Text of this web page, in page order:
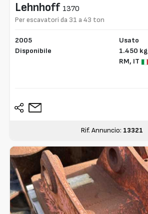
Lehnhoff 1370
Per escavatori da 31 a 43 ton
2005
Disponibile
Usato
1.450 kg
RM, IT
Rif. Annuncio: 13321